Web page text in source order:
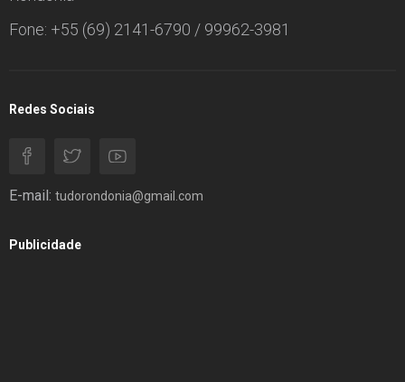
Fone: +55 (69) 2141-6790 / 99962-3981
Redes Sociais
E-mail: tudorondonia@gmail.com
Publicidade